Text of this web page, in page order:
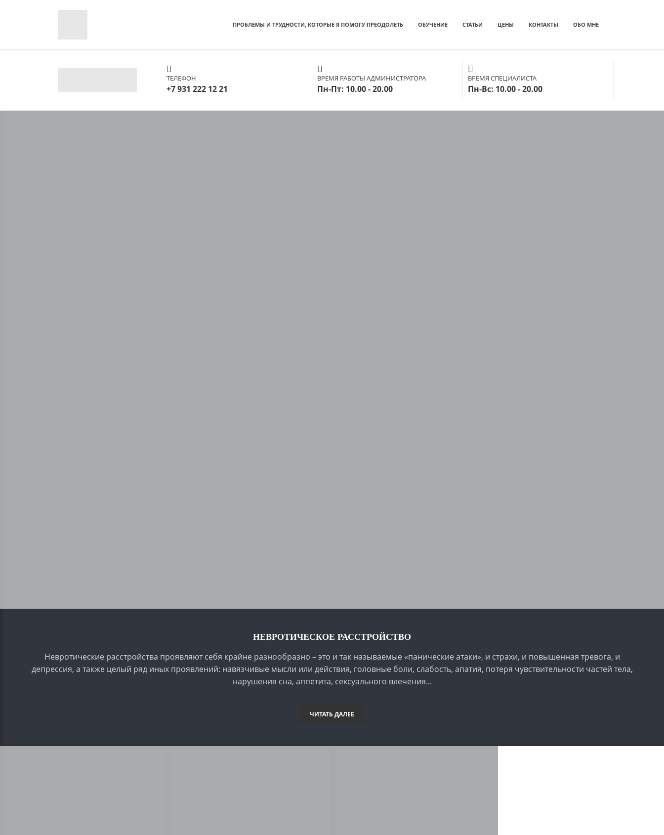
ПРОБЛЕМЫ И ТРУДНОСТИ, КОТОРЫЕ Я ПОМОГУ ПРЕОДОЛЕТЬ ОБУЧЕНИЕ СТАТЬИ ЦЕНЫ КОНТАКТЫ ОБО МНЕ
ТЕЛЕФОН
+7 931 222 12 21
ВРЕМЯ РАБОТЫ АДМИНИСТРАТОРА
Пн-Пт: 10.00 - 20.00
ВРЕМЯ СПЕЦИАЛИСТА
Пн-Вс: 10.00 - 20.00
НЕВРОТИЧЕСКОЕ РАССТРОЙСТВО
Невротические расстройства проявляют себя крайне разнообразно – это и так называемые «панические атаки», и страхи, и повышенная тревога, и
депрессия, а также целый ряд иных проявлений: навязчивые мысли или действия, головные боли, слабость, апатия, потеря чувствительности частей тела,
нарушения сна, аппетита, сексуального влечения...
ЧИТАТЬ ДАЛЕЕ